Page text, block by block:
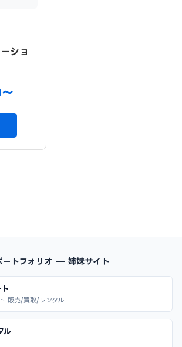
ショ
ートフォリオ — 姉妹サイト
販売/買取/レンタル
ル